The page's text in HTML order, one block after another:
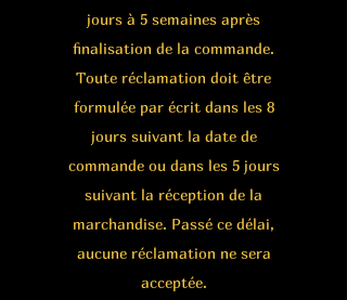
jours à 5 semaines après
finalisation de la commande.
Toute réclamation doit être
formulée par écrit dans les 8
jours suivant la date de
commande ou dans les 5 jours
suivant la réception de la
marchandise. Passé ce délai,
aucune réclamation ne sera
acceptée.